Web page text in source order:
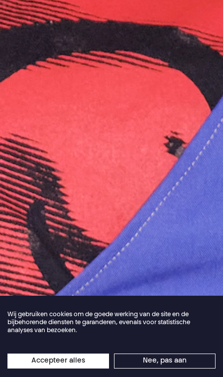
Jordan Core
Wij gebruiken cookies om de goede werking van de site en de
bijbehorende diensten te garanderen, evenals voor statistische
analyses van bezoeken.
Accepteer alles Nee, pas aan